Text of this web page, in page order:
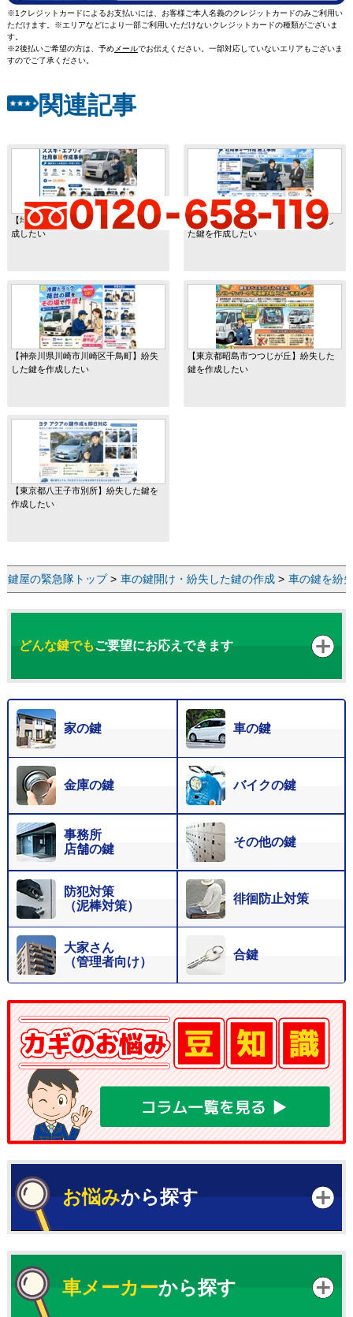
※1クレジットカードによるお支払いには、お客様ご本人名義のクレジットカードのみご利用い
ただけます。※エリアなどにより一部ご利用いただけないクレジットカードの種類がございま
す。
※2後払いご希望の方は、予めメールでお伝えください。一部対応していないエリアもございま
すのでご了承ください。
関連記事
【埼玉県上尾市向山】紛失した鍵を作
成したい
【宮城県仙台市宮城野区田子】紛失し
た鍵を作成したい
【神奈川県川崎市川崎区千鳥町】紛失
した鍵を作成したい
【東京都昭島市つつじが丘】紛失した
鍵を作成したい
【東京都八王子市別所】紛失した鍵を
作成したい
鍵屋の緊急隊トップ> 車の鍵開け・紛失した鍵の作成 > 車の鍵を紛
どんな鍵でもご要望にお応えできます
家の鍵 車の鍵
金庫の鍵 バイクの鍵
事務所
店舗の鍵
その他の鍵
防犯対策
（泥棒対策）
徘徊防止対策
大家さん
（管理者向け）
合鍵
お悩みから探す
車メーカーから探す